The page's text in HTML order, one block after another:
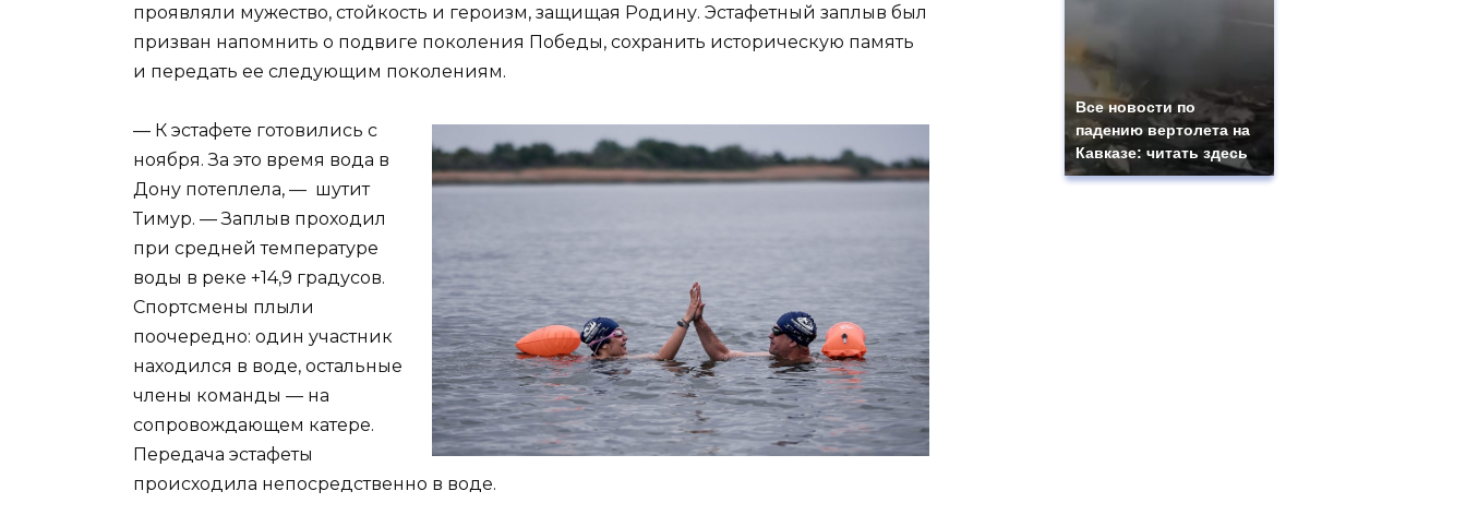
проявляли мужество, стойкость и героизм, защищая Родину. Эстафетный заплыв был
призван напомнить о подвиге поколения Победы, сохранить историческую память
и передать ее следующим поколениям.
— К эстафете готовились с
ноября. За это время вода в
Дону потеплела, — шутит
Тимур. — Заплыв проходил
при средней температуре
воды в реке +14,9 градусов.
Спортсмены плыли
поочередно: один участник
находился в воде, остальные
члены команды — на
сопровождающем катере.
Передача эстафеты
происходила непосредственно в воде.
Все новости по
падению вертолета на
Кавказе: читать здесь